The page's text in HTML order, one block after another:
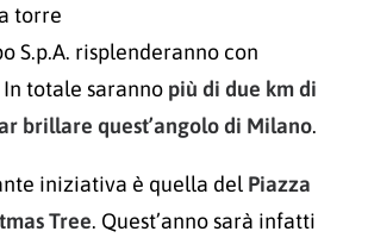
torre
S.p.A. risplenderanno con
totale saranno più di due km di
brillare quest’angolo di Milano.
iniziativa è quella del Piazza
Tree. Quest’anno sarà infatti